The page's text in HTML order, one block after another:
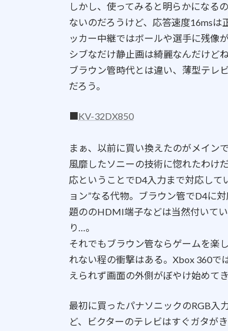
しかし、使ってみると明らかになる
ないのだろうけど、応答速度16ms
ッカー中継ではボールや選手に残像
シブなだけ静止画は綺麗なんだけど
ブラウン管時代とは違い、薄型テレ
だろう。
KV-32DX850
まぁ、以前に買い換えたのがメイン
風靡したソニーの技術に惚れたわけ
応ということでD4入力まで対応して
ョン”なる代物。ブラウン管でD4に
題ののHDMI端子などは当然付いて
り…。
それでもブラウン管ならゲームを楽
れない程の衝撃はある。Xbox 360で
えられず画面の外側がぼやけ始めて
最初に買ったパナソニックのRGB入
ど、ビクターのテレビはすぐガタが